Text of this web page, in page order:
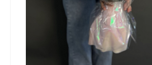
Мишка Мини №1